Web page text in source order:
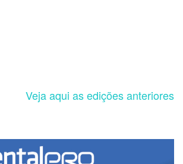
Veja aqui as edições anteriores